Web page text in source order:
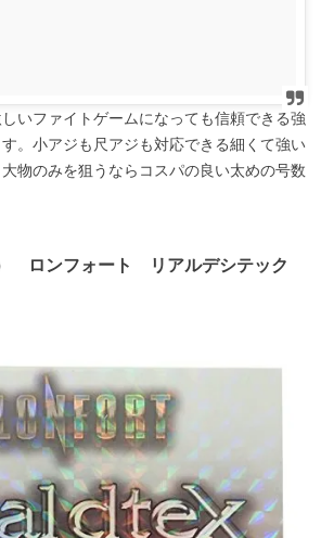
いファイトゲームになっても信頼できる強
。小アジも尺アジも対応できる細くて強い
物のみを狙うならコスパの良い太めの号数
ロンフォート リアルデシテック